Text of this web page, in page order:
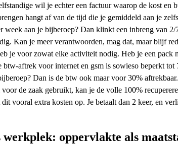
wil je echter een factuur waarop de kost en
hangt af van de tijd die je gemiddeld aan je
week aan je bijberoep? Dan klinkt een inbreng van
Kan je meer verantwoorden, mag dat, maar blijf
je voor zowat elke activiteit nodig. Heb je een pack
btw-aftrek voor internet en gsm is sowieso beperkt tot
Dan is de btw ook maar voor 30% aftrekbaar.
de zaak gebruikt, kan je de volle 100%
vooral extra kosten op. Je betaalt dan 2 keer, en
oppervlakte als